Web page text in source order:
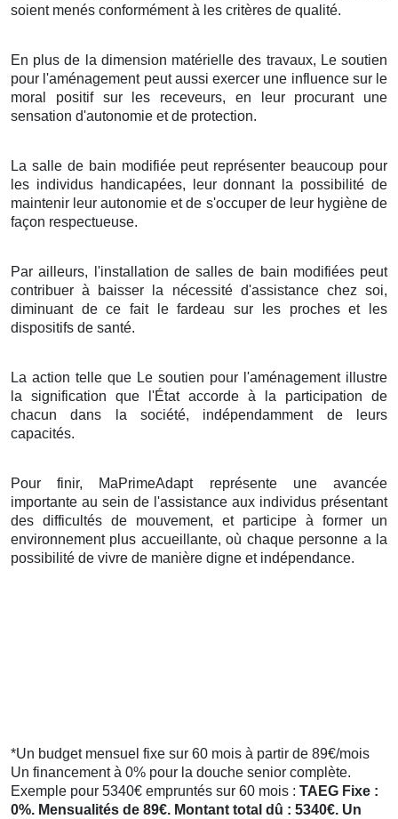
soient menés conformément à les critères de qualité.
En plus de la dimension matérielle des travaux, Le soutien
pour l'aménagement peut aussi exercer une influence sur le
moral positif sur les receveurs, en leur procurant une
sensation d'autonomie et de protection.
La salle de bain modifiée peut représenter beaucoup pour
les individus handicapées, leur donnant la possibilité de
maintenir leur autonomie et de s'occuper de leur hygiène de
façon respectueuse.
Par ailleurs, l'installation de salles de bain modifiées peut
contribuer à baisser la nécessité d'assistance chez soi,
diminuant de ce fait le fardeau sur les proches et les
dispositifs de santé.
La action telle que Le soutien pour l'aménagement illustre
la signification que l'État accorde à la participation de
chacun dans la société, indépendamment de leurs
capacités.
Pour finir, MaPrimeAdapt représente une avancée
importante au sein de l'assistance aux individus présentant
des difficultés de mouvement, et participe à former un
environnement plus accueillante, où chaque personne a la
possibilité de vivre de manière digne et indépendance.
*Un budget mensuel fixe sur 60 mois à partir de 89€/mois
Un financement à 0% pour la douche senior complète.
Exemple pour 5340€ empruntés sur 60 mois : TAEG Fixe :
0%. Mensualités de 89€. Montant total dû : 5340€. Un